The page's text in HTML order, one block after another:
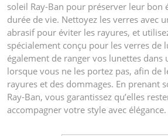
soleil Ray-Ban pour préserver leur bon
durée de vie. Nettoyez les verres avec
abrasif pour éviter les rayures, et
spécialement conçu pour les verres de
également de ranger vos lunettes
lorsque vous ne les portez pas, afin de
rayures et des dommages. En prenant
Ray-Ban, vous garantissez qu’elles
accompagner votre style avec élégance.